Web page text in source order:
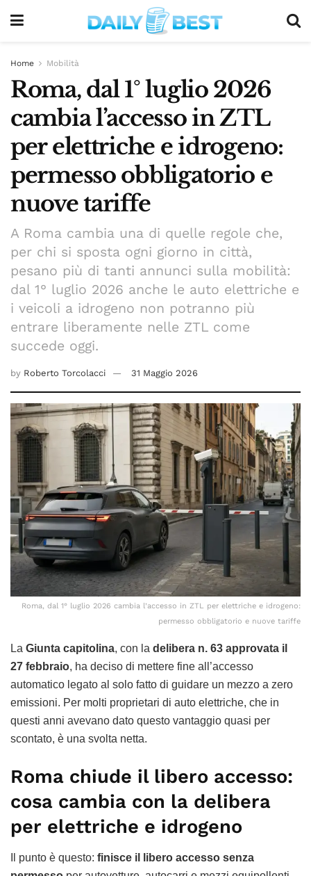
Home Mobilità
Roma, dal 1° luglio 2026
cambia l’accesso in ZTL
per elettriche e idrogeno:
permesso obbligatorio e
nuove tariffe
A Roma cambia una di quelle regole che,
per chi si sposta ogni giorno in città,
pesano più di tanti annunci sulla mobilità:
dal 1° luglio 2026 anche le auto elettriche e
i veicoli a idrogeno non potranno più
entrare liberamente nelle ZTL come
succede oggi.
by Roberto Torcolacci 31 Maggio 2026
Roma, dal 1° luglio 2026 cambia l’accesso in ZTL per elettriche e idrogeno:
permesso obbligatorio e nuove tariffe
La Giunta capitolina, con la delibera n. 63 approvata il
27 febbraio, ha deciso di mettere fine all’accesso
automatico legato al solo fatto di guidare un mezzo a zero
emissioni. Per molti proprietari di auto elettriche, che in
questi anni avevano dato questo vantaggio quasi per
scontato, è una svolta netta.
Roma chiude il libero accesso:
cosa cambia con la delibera
per elettriche e idrogeno
Il punto è questo: finisce il libero accesso senza